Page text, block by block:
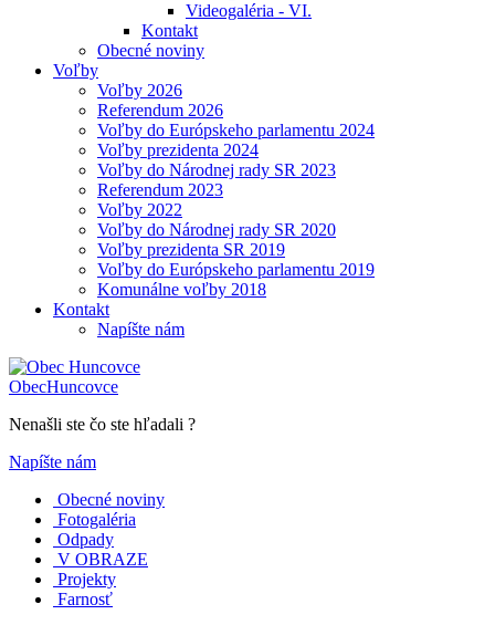
Videogaléria - VI.
Kontakt
Obecné noviny
Voľby
Voľby 2026
Referendum 2026
Voľby do Európskeho parlamentu 2024
Voľby prezidenta 2024
Voľby do Národnej rady SR 2023
Referendum 2023
Voľby 2022
Voľby do Národnej rady SR 2020
Voľby prezidenta SR 2019
Voľby do Európskeho parlamentu 2019
Komunálne voľby 2018
Kontakt
Napíšte nám
ObecHuncovce
Nenašli ste čo ste hľadali ?
Napíšte nám
Obecné noviny
Fotogaléria
Odpady
V OBRAZE
Projekty
Farnosť